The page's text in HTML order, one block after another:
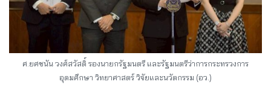
ศ.ยศชนัน วงศ์สวัสดิ์ รองนายกรัฐมนตรี และรัฐมนตรีว่าการกระทรวงการ
อุดมศึกษา วิทยาศาสตร์ วิจัยและนวัตกรรม (อว.)